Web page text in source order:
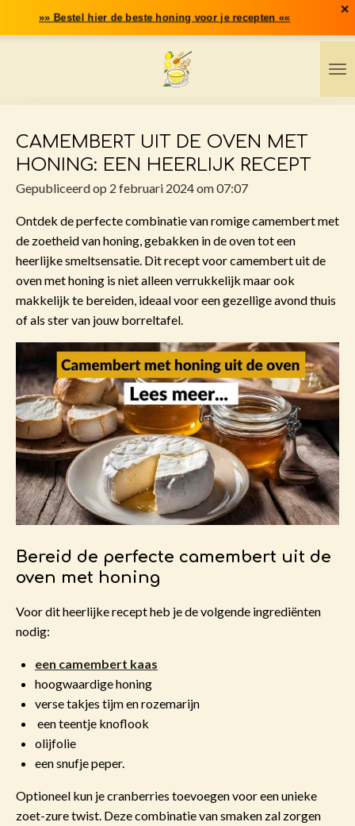
×
»» Bestel hier de beste honing voor je recepten ««
direct
CAMEMBERT UIT DE OVEN MET
HONING: EEN HEERLIJK RECEPT
Gepubliceerd op 2 februari 2024 om 07:07
Ontdek de perfecte combinatie van romige camembert met
de zoetheid van honing, gebakken in de oven tot een
heerlijke smeltsensatie. Dit recept voor camembert uit de
oven met honing is niet alleen verrukkelijk maar ook
makkelijk te bereiden, ideaal voor een gezellige avond thuis
of als ster van jouw borreltafel.
Bereid de perfecte camembert uit de
oven met honing
Voor dit heerlijke recept heb je de volgende ingrediënten
nodig:
een camembert kaas
hoogwaardige honing
verse takjes tijm en rozemarijn
een teentje knoflook
olijfolie
een snufje peper.
Optioneel kun je cranberries toevoegen voor een unieke
zoet-zure twist. Deze combinatie van smaken zal zorgen